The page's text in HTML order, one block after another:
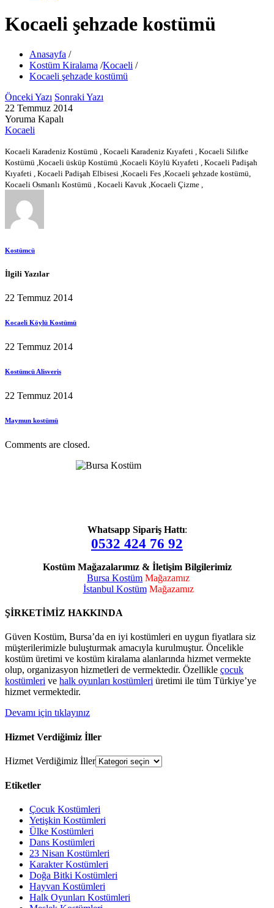
Kocaeli şehzade kostümü
Anasayfa /
Kostüm Kiralama /Kocaeli /
Kocaeli şehzade kostümü
Önceki Yazı Sonraki Yazı
22 Temmuz 2014
Yoruma Kapalı
Kocaeli
Kocaeli Karadeniz Kostümü , Kocaeli Karadeniz Kıyafeti , Kocaeli Silifke
Kostümü ,Kocaeli üsküp Kostümü ,Kocaeli Köylü Kıyafeti , Kocaeli Padişah
Kıyafeti , Kocaeli Padişah Elbisesi ,Kocaeli Fes ,Kocaeli şehzade kostümü,
Kocaeli Osmanlı Kostümü , Kocaeli Kavuk ,Kocaeli Çizme ,
Kostümcü
İlgili Yazılar
22 Temmuz 2014
Kocaeli Köylü Kostümü
22 Temmuz 2014
Kostümcü Alisveris
22 Temmuz 2014
Maymun kostümü
Comments are closed.
Whatsapp Sipariş Hattı:
0532 424 76 92
Kostüm Mağazalarımız & İletişim Bilgilerimiz
Bursa Kostüm Mağazamız
İstanbul Kostüm Mağazamız
ŞİRKETİMİZ HAKKINDA
Güven Kostüm, Bursa’da en iyi kostümleri en uygun fiyatlara siz
müşterilerimizle buluşturmak amacıyla kurulmuştur. Öncelikle
kostüm üretimi ve kostüm kiralama alanlarında hizmet vermekte
olup, organizasyon hizmetleri de vermektedir. Özellikle çocuk
kostümleri ve halk oyunları kostümleri üretimi ile tüm Türkiye’ye
hizmet vermektedir.
Devamı için tıklayınız
Hizmet Verdiğimiz İller
Hizmet Verdiğimiz İller
Etiketler
Çocuk Kostümleri
Yetişkin Kostümleri
Ülke Kostümleri
Dans Kostümleri
23 Nisan Kostümleri
Karakter Kostümleri
Doğa Bitki Kostümleri
Hayvan Kostümleri
Halk Oyunları Kostümleri